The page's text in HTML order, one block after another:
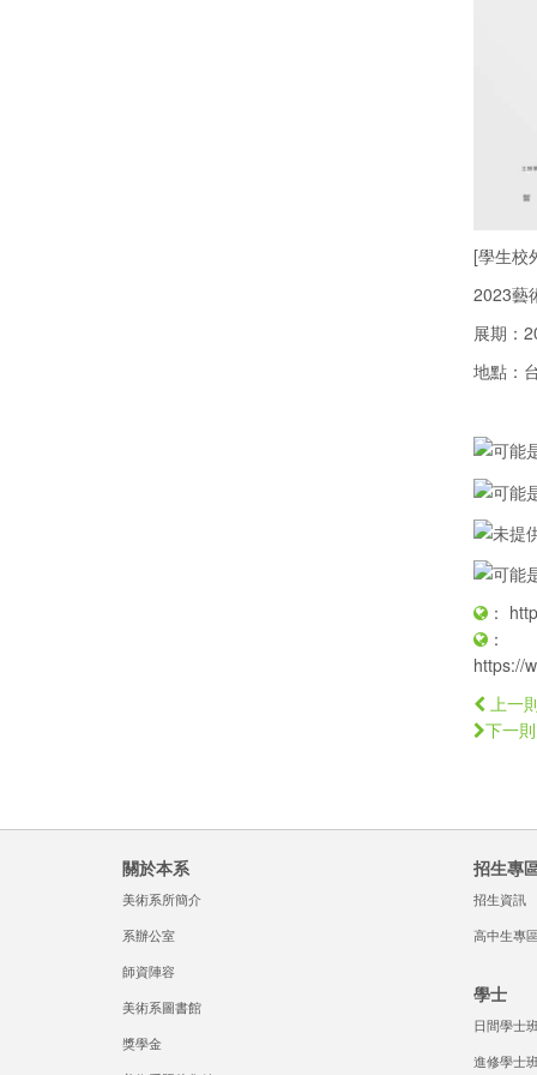
[學生校
2023藝
展期：
地點：
：
：
https://
上一
下一
關於本系
美術系所簡介
系辦公室
師資陣容
美術系圖書館
獎學金
招生專
招生資訊
高中生專
學士
日間學士
進修學士